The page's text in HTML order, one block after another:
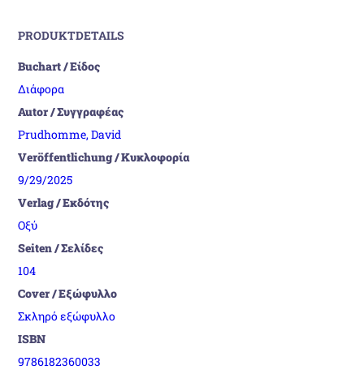
PRODUKTDETAILS
Buchart / Είδος
Διάφορα
Autor / Συγγραφέας
Prudhomme, David
Veröffentlichung / Κυκλοφορία
9/29/2025
Verlag / Εκδότης
Οξύ
Seiten / Σελίδες
104
Cover / Εξώφυλλο
Σκληρό εξώφυλλο
ISBN
9786182360033